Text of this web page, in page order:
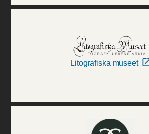
Litografiska museet